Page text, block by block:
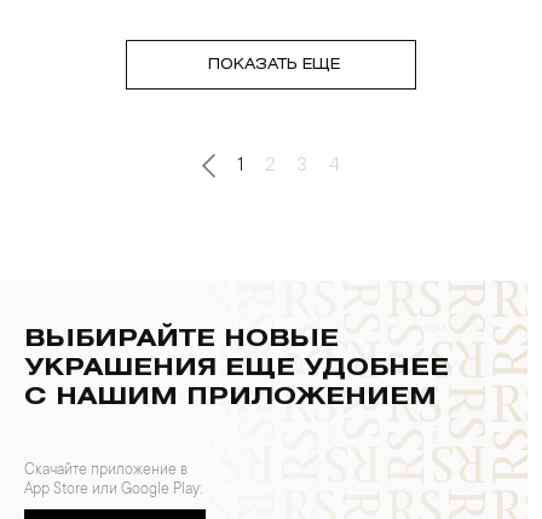
ПОКАЗАТЬ ЕЩЕ
1 2 3 4
ВЫБИРАЙТЕ НОВЫЕ
УКРАШЕНИЯ ЕЩЕ УДОБНЕЕ
С НАШИМ ПРИЛОЖЕНИЕМ
Скачайте приложение в
App Store или Google Play: